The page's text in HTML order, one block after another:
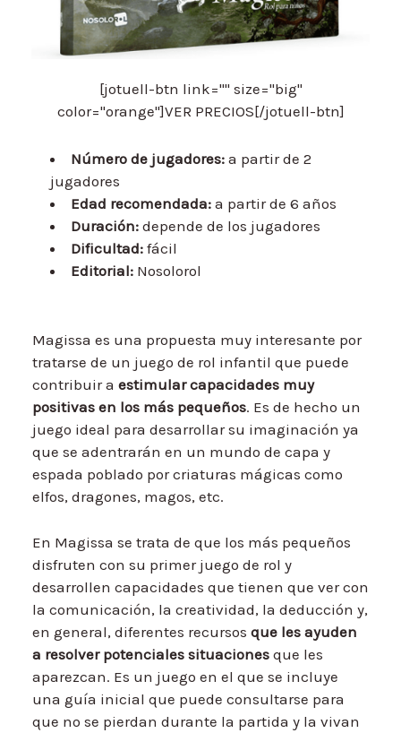
[jotuell-btn link="" size="big"
color="orange"]VER PRECIOS[/jotuell-btn]
Número de jugadores: a partir de 2
jugadores
Edad recomendada: a partir de 6 años
Duración: depende de los jugadores
Dificultad: fácil
Editorial: Nosolorol
Magissa es una propuesta muy interesante por
tratarse de un juego de rol infantil que puede
contribuir a estimular capacidades muy
positivas en los más pequeños. Es de hecho un
juego ideal para desarrollar su imaginación ya
que se adentrarán en un mundo de capa y
espada poblado por criaturas mágicas como
elfos, dragones, magos, etc.
En Magissa se trata de que los más pequeños
disfruten con su primer juego de rol y
desarrollen capacidades que tienen que ver con
la comunicación, la creatividad, la deducción y,
en general, diferentes recursos que les ayuden
a resolver potenciales situaciones que les
aparezcan. Es un juego en el que se incluye
una guía inicial que puede consultarse para
que no se pierdan durante la partida y la vivan